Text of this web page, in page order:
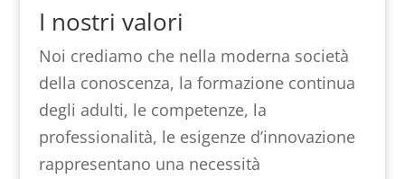
I nostri valori
Noi crediamo che nella moderna società
della conoscenza, la formazione continua
degli adulti, le competenze, la
professionalità, le esigenze d’innovazione
rappresentano una necessità